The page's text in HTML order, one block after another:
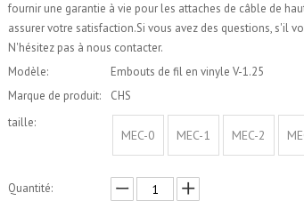
fournir une garantie à vie pour les attaches de câble de
assurer votre satisfaction.Si vous avez des questions, s'il
N'hésitez pas à nous contacter.
Modèle:
Embouts de fil en vinyle V-1.25
Marque de produit:
CHS
taille:
MEC-0 MEC-1 MEC-2
Quantité: